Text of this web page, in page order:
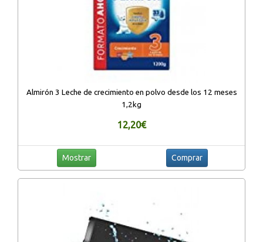
Almirón 3 Leche de crecimiento en polvo desde los 12 meses
1,2kg
12,20€
Mostrar Comprar